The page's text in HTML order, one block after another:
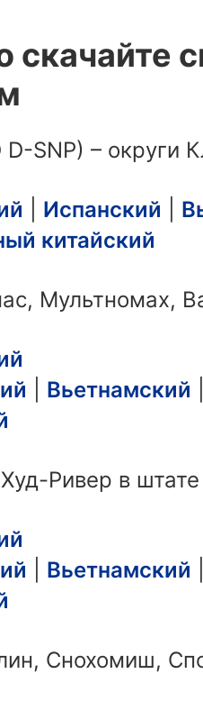
скачайте
D-SNP) –
Испанский
китайский
Мультномах,
Вьетнамский
Ривер в
Вьетнамский
Снохомиш,